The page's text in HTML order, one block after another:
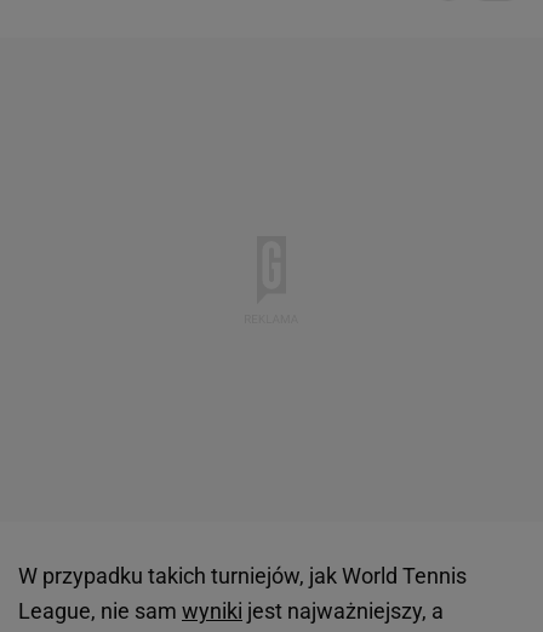
W przypadku takich turniejów, jak World Tennis
League, nie sam wyniki jest najważniejszy, a